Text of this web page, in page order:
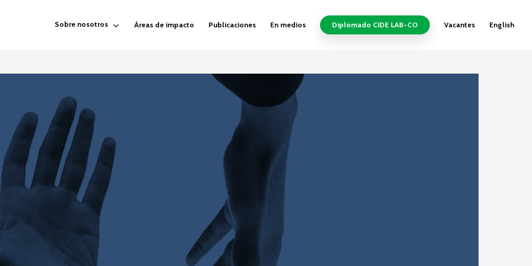
Sobre nosotros Áreas de impacto Publicaciones En medios Diplomado CIDE LAB-CO Vacantes English